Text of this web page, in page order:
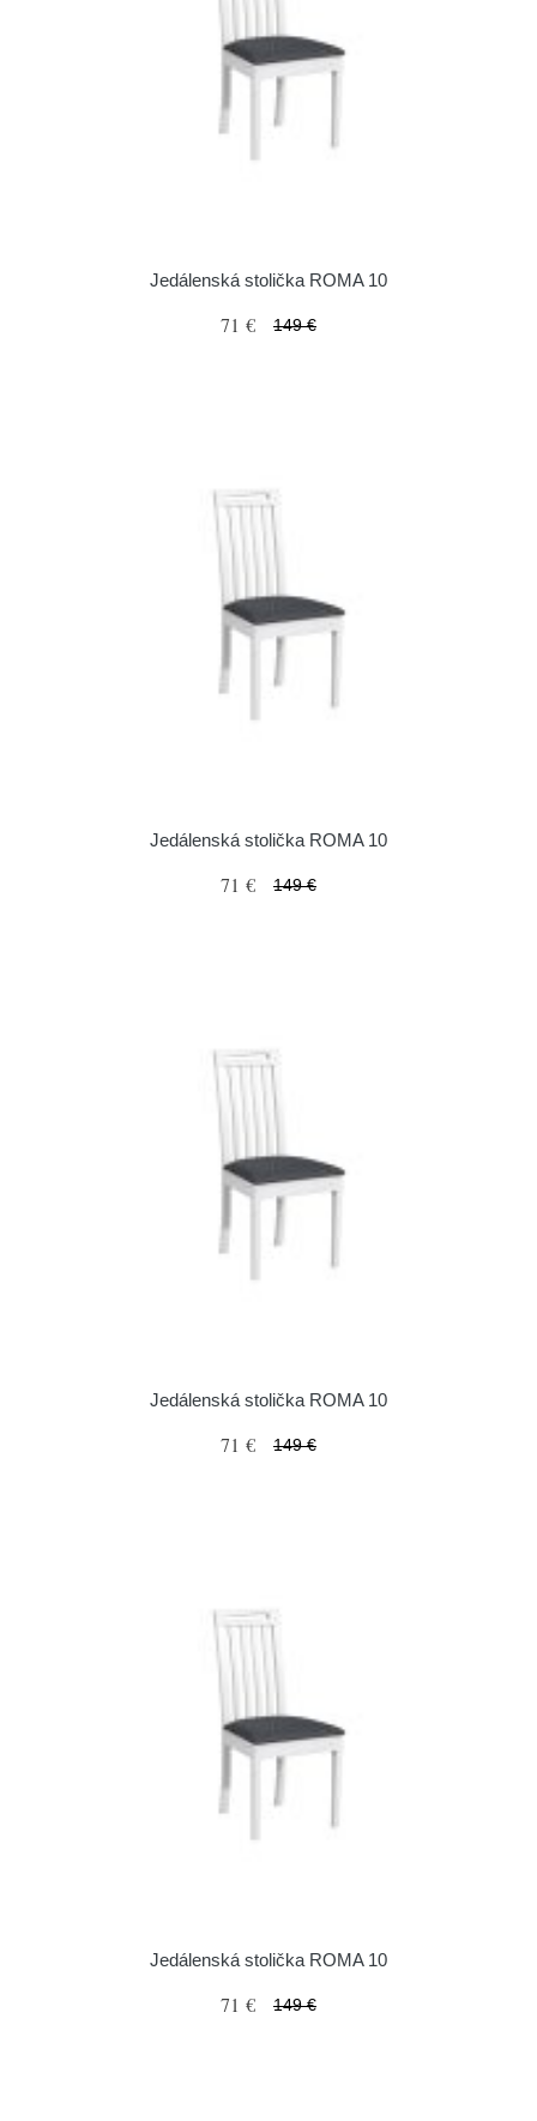
Jedálenská stolička ROMA 10
71 € 149 €
Jedálenská stolička ROMA 10
71 € 149 €
Jedálenská stolička ROMA 10
71 € 149 €
Jedálenská stolička ROMA 10
71 € 149 €